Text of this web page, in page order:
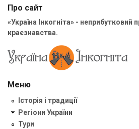
Про сайт
«Україна Інкогніта» - неприбутковий
краєзнавства.
Меню
Історія і традиції
Регіони України
Тури